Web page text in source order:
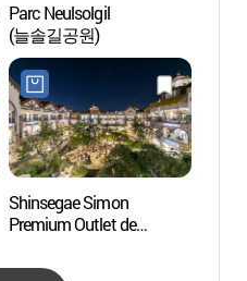
Parc Neulsolgil
(늘솔길공원)
Shinsegae Simon
Premium Outlet de
시흥 프리미엄 아울렛)